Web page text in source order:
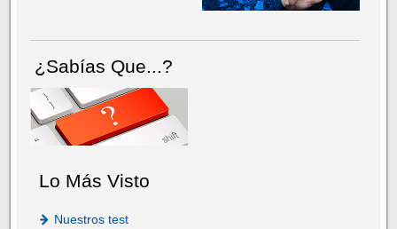
¿Sabías Que...?
Lo Más Visto
Nuestros test